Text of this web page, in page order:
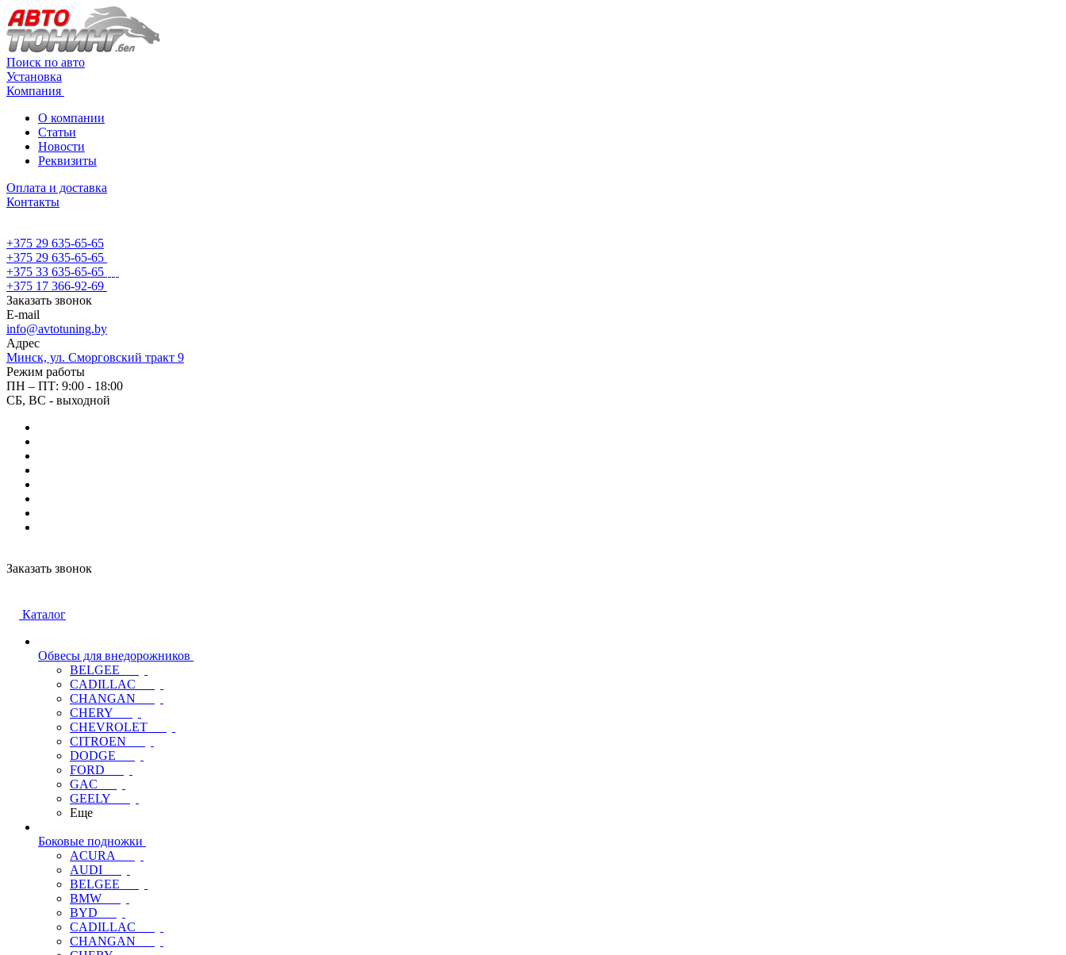
Поиск по авто
Установка
Компания
О компании
Статьи
Новости
Реквизиты
Оплата и доставка
Контакты
+375 29 635-65-65
+375 29 635-65-65
+375 33 635-65-65
+375 17 366-92-69
Заказать звонок
E-mail
info@avtotuning.by
Адрес
Минск, ул. Сморговский тракт 9
Режим работы
ПН – ПТ: 9:00 - 18:00
СБ, ВС - выходной
Заказать звонок
Каталог
Обвесы для внедорожников
BELGEE
CADILLAC
CHANGAN
CHERY
CHEVROLET
CITROEN
DODGE
FORD
GAC
GEELY
Еще
Боковые подножки
ACURA
AUDI
BELGEE
BMW
BYD
CADILLAC
CHANGAN